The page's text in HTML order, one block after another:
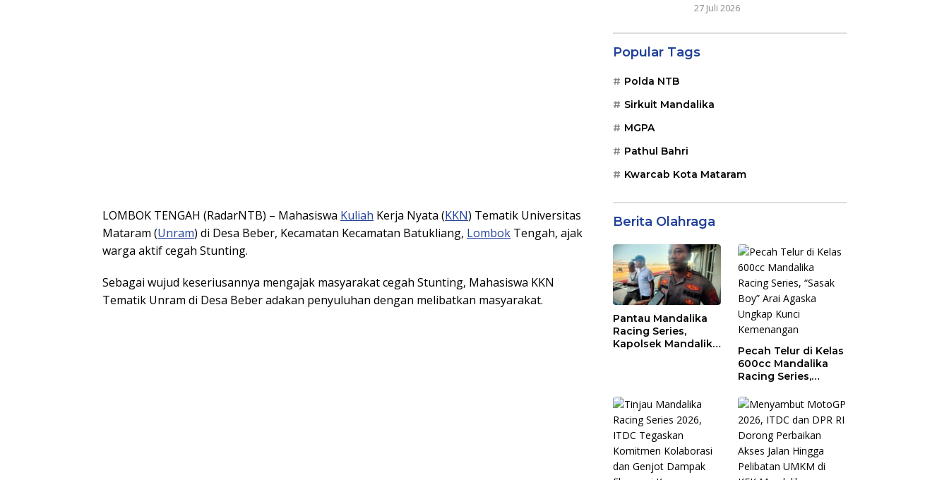
LOMBOK TENGAH (RadarNTB) – Mahasiswa Kuliah Kerja Nyata (KKN) Tematik Universitas
Mataram (Unram) di Desa Beber, Kecamatan Kecamatan Batukliang, Lombok Tengah, ajak
warga aktif cegah Stunting.
Sebagai wujud keseriusannya mengajak masyarakat cegah Stunting, Mahasiswa KKN
Tematik Unram di Desa Beber adakan penyuluhan dengan melibatkan masyarakat.
27 Juli 2026
Popular Tags
Polda NTB
Sirkuit Mandalika
MGPA
Pathul Bahri
Kwarcab Kota Mataram
Berita Olahraga
Pantau Mandalika
Racing Series,
Kapolsek Mandalika
Jalan Raya
Pecah Telur di Kelas
600cc Mandalika
Racing Series,
Agaska Ungkap
Kunci Kemenangan